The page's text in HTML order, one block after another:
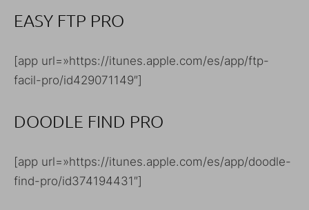
EASY FTP PRO
[app url=»https://itunes.apple.com/es/app/ftp-
facil-pro/id429071149″]
DOODLE FIND PRO
[app url=»https://itunes.apple.com/es/app/doodle-
find-pro/id374194431″]